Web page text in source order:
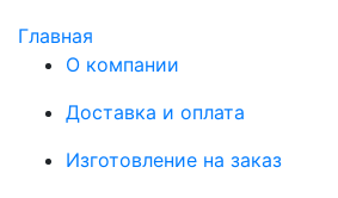
Главная
О компании
Доставка и оплата
Изготовление на заказ